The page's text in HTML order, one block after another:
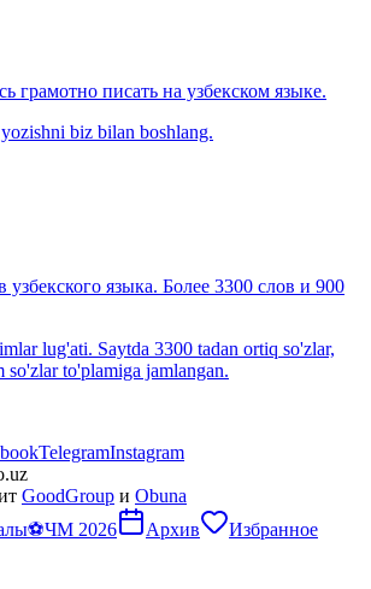
грамотно писать на узбекском языке.
biz bilan boshlang.
языка. Более 3300 слов и 900
lug'ati. Saytda 3300 tadan ortiq so'zlar,
so'zlar to'plamiga jamlangan.
TelegramInstagram
GoodGroup и Obuna
⚽ЧМ 2026 Архив Избранное